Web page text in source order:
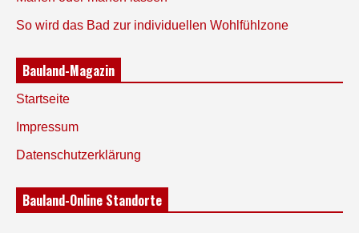
So wird das Bad zur individuellen Wohlfühlzone
Bauland-Magazin
Startseite
Impressum
Datenschutzerklärung
Bauland-Online Standorte